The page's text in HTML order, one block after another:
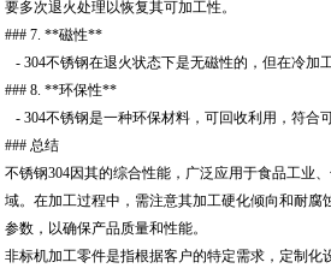
要多次退火处理以恢复其可加工性。
### 7. **磁性**
- 304不锈钢在退火状态下是无磁性的，但在冷加
### 8. **环保性**
- 304不锈钢是一种环保材料，可回收利用，符合
### 总结
不锈钢304因其的综合性能，广泛应用于食品工业
域。在加工过程中，需注意其加工硬化倾向和耐腐
参数，以确保产品质量和性能。
非标机加工零件是指根据客户的特定需求，定制化